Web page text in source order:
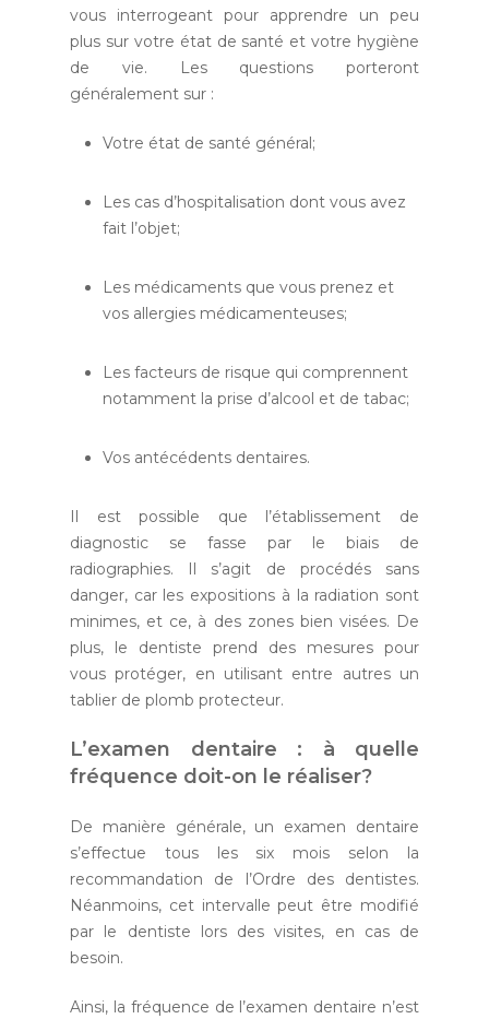
vous interrogeant pour apprendre un peu
plus sur votre état de santé et votre hygiène
de vie. Les questions porteront
généralement sur :
Votre état de santé général;
Les cas d’hospitalisation dont vous avez
fait l’objet;
Les médicaments que vous prenez et
vos allergies médicamenteuses;
Les facteurs de risque qui comprennent
notamment la prise d’alcool et de tabac;
Vos antécédents dentaires.
Il est possible que l’établissement de
diagnostic se fasse par le biais de
radiographies. Il s’agit de procédés sans
danger, car les expositions à la radiation sont
minimes, et ce, à des zones bien visées. De
plus, le dentiste prend des mesures pour
vous protéger, en utilisant entre autres un
tablier de plomb protecteur.
L’examen dentaire : à quelle
fréquence doit-on le réaliser?
De manière générale, un examen dentaire
s’effectue tous les six mois selon la
recommandation de l’Ordre des dentistes.
Néanmoins, cet intervalle peut être modifié
par le dentiste lors des visites, en cas de
besoin.
Ainsi, la fréquence de l’examen dentaire n’est